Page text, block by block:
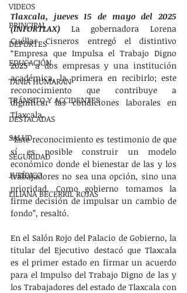
VIDEOS
PRINCIPAL
DEPORTES
EDUCACIÓN
TANIA HUMARAN
TRÁNSITO Y ACCIDENTES
DESTACADAS
SALUD
SEGURIDAD
JURÍDICO
LILIANA BECERRIL ROJAS
Tlaxcala, jueves 15 de mayo del 2025
(INFORTLAX) La gobernadora Lorena
Cuéllar Cisneros entregó el distintivo
“Empresa que Impulsa el Trabajo Digno
2025” a dos empresas y una institución
académica, la primera en recibirlo; este
reconocimiento que contribuye a
dignificar las condiciones laborales en
Tlaxcala.
“Este reconocimiento es testimonio de que
sí es posible construir un modelo
económico donde el bienestar de las y los
trabajadores no sea una opción, sino una
prioridad. Como gobierno tomamos la
firme decisión de impulsar un cambio de
fondo”, resaltó.
En el Salón Rojo del Palacio de Gobierno, la
titular del Ejecutivo destacó que Tlaxcala
es el primer estado en firmar un acuerdo
para el Impulso del Trabajo Digno de las y
los Trabajadores del estado de Tlaxcala con